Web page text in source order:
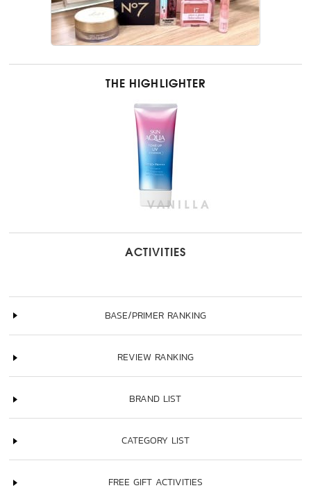
THE HIGHLIGHTER
ACTIVITIES
BASE/PRIMER RANKING
REVIEW RANKING
BRAND LIST
CATEGORY LIST
FREE GIFT ACTIVITIES